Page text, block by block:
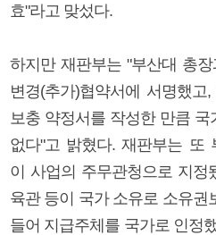
효"라고 맞섰다.
하지만 재판부는 "부산대 총
변경(추가)협약서에 서명했
보충 약정서를 작성한 만큼
없다"고 밝혔다. 재판부는 또
이 사업의 주무관청으로 지정
육관 등이 국가 소유로 소유권
들어 지급주체를 국가로 인정